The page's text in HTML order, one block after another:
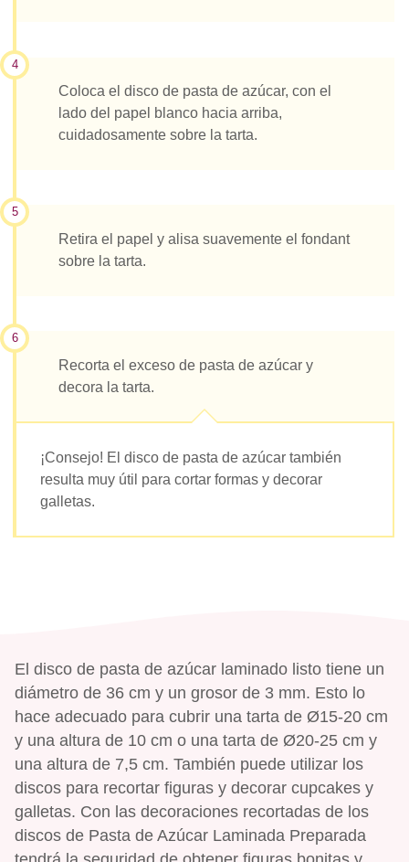
4
Coloca el disco de pasta de azúcar, con el
lado del papel blanco hacia arriba,
cuidadosamente sobre la tarta.
5
Retira el papel y alisa suavemente el fondant
sobre la tarta.
6
Recorta el exceso de pasta de azúcar y
decora la tarta.
¡Consejo! El disco de pasta de azúcar también
resulta muy útil para cortar formas y decorar
galletas.
El disco de pasta de azúcar laminado listo tiene un
diámetro de 36 cm y un grosor de 3 mm. Esto lo
hace adecuado para cubrir una tarta de Ø15-20 cm
y una altura de 10 cm o una tarta de Ø20-25 cm y
una altura de 7,5 cm. También puede utilizar los
discos para recortar figuras y decorar cupcakes y
galletas. Con las decoraciones recortadas de los
discos de Pasta de Azúcar Laminada Preparada